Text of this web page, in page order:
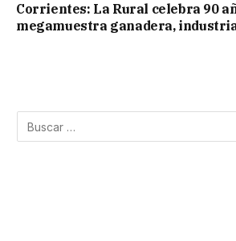
Corrientes: La Rural celebra 90
megamuestra ganadera,